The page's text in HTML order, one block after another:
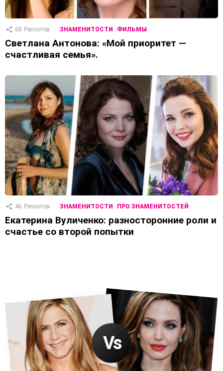
68 Репостов ЗНАМЕНИТОСТИ ФИЛЬМЫ
Светлана Антонова: «Мой приоритет —
счастливая семья».
46 Репостов ЗНАМЕНИТОСТИ ПРО ЗНАМЕНИТОСТЕЙ
Екатерина Вуличенко: разносторонние роли и
счастье со второй попытки